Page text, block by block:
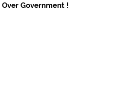
Government !